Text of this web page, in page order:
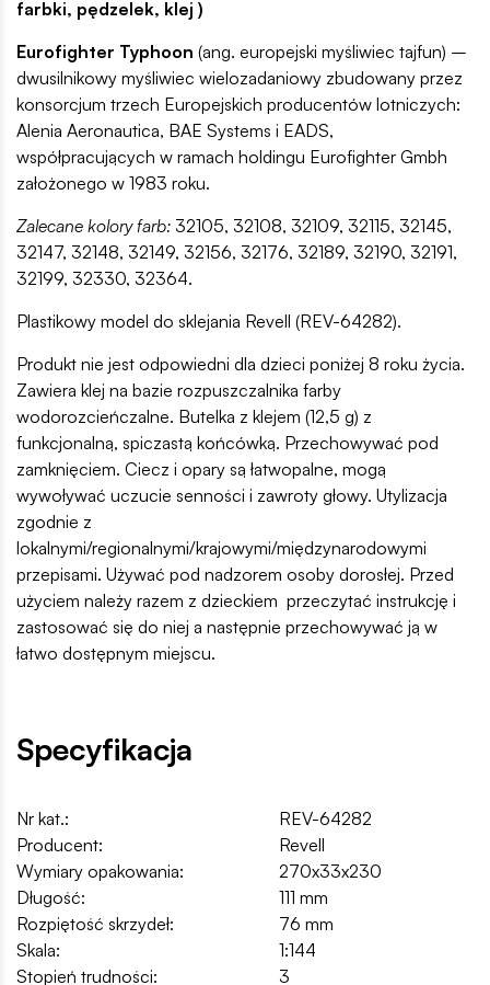
farbki, pędzelek, klej )
Eurofighter Typhoon (ang. europejski myśliwiec tajfun) –
dwusilnikowy myśliwiec wielozadaniowy zbudowany przez
konsorcjum trzech Europejskich producentów lotniczych:
Alenia Aeronautica, BAE Systems i EADS,
współpracujących w ramach holdingu Eurofighter Gmbh
założonego w 1983 roku.
Zalecane kolory farb: 32105, 32108, 32109, 32115, 32145,
32147, 32148, 32149, 32156, 32176, 32189, 32190, 32191,
32199, 32330, 32364.
Plastikowy model do sklejania Revell (REV-64282).
Produkt nie jest odpowiedni dla dzieci poniżej 8 roku życia.
Zawiera klej na bazie rozpuszczalnika farby
wodorozcieńczalne. Butelka z klejem (12,5 g) z
funkcjonalną, spiczastą końcówką. Przechowywać pod
zamknięciem. Ciecz i opary są łatwopalne, mogą
wywoływać uczucie senności i zawroty głowy. Utylizacja
zgodnie z
lokalnymi/regionalnymi/krajowymi/międzynarodowymi
przepisami. Używać pod nadzorem osoby dorosłej. Przed
użyciem należy razem z dzieckiem przeczytać instrukcję i
zastosować się do niej a następnie przechowywać ją w
łatwo dostępnym miejscu.
Specyfikacja
Nr kat.:
REV-64282
Producent:
Revell
Wymiary opakowania:
270x33x230
Długość:
111 mm
Rozpiętość skrzydeł:
76 mm
Skala:
1:144
Stopień trudności:
3